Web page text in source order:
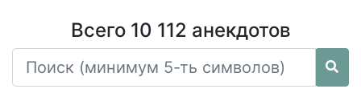
Всего 10 112 анекдотов